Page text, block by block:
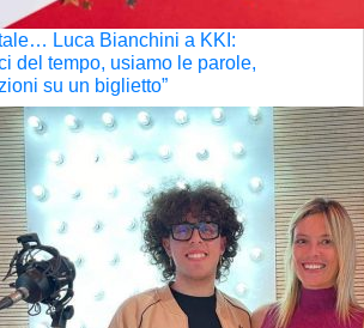
Luca Bianchini a KKI:
del tempo, usiamo le parole,
su un biglietto”